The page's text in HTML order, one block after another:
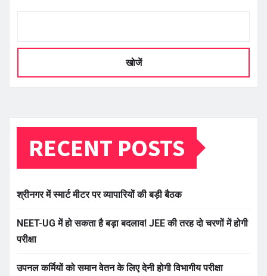
खोजें
RECENT POSTS
श्रीनगर में स्मार्ट मीटर पर व्यापारियों की बड़ी बैठक
NEET-UG में हो सकता है बड़ा बदलाव! JEE की तरह दो चरणों में होगी
परीक्षा
उपनल कर्मियों को समान वेतन के लिए देनी होगी विभागीय परीक्षा